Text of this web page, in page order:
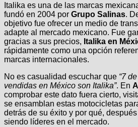
Italika es una de las marcas
fundó en 2004 por Grupo Salinas.
objetivo fue ofrecer un medio de
adapte al mercado mexicano. Fue
gracias a sus precios, Italika en
rápidamente como una opción
marcas internacionales.
No es casualidad escuchar que “7
vendidas en México son Italika”. En
comprobar este dato fuera cierto,
se ensamblan estas motocicletas
detrás de su éxito y por qué,
siendo líderes en el mercado.